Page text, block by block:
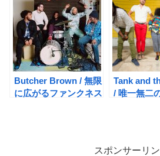
Butcher Brown / 無限
に広がるファンクネス
Tank and
/ 唯一無二
スポンサーリ